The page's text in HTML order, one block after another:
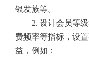
银发族等。
2. 设计会员等
费频率等指标，设
益，例如：